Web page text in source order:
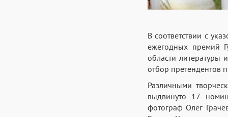
В соответствии с
ежегодных премий
области литературы
отбор претендентов
Различными
выдвинуто 17
фотограф Олег